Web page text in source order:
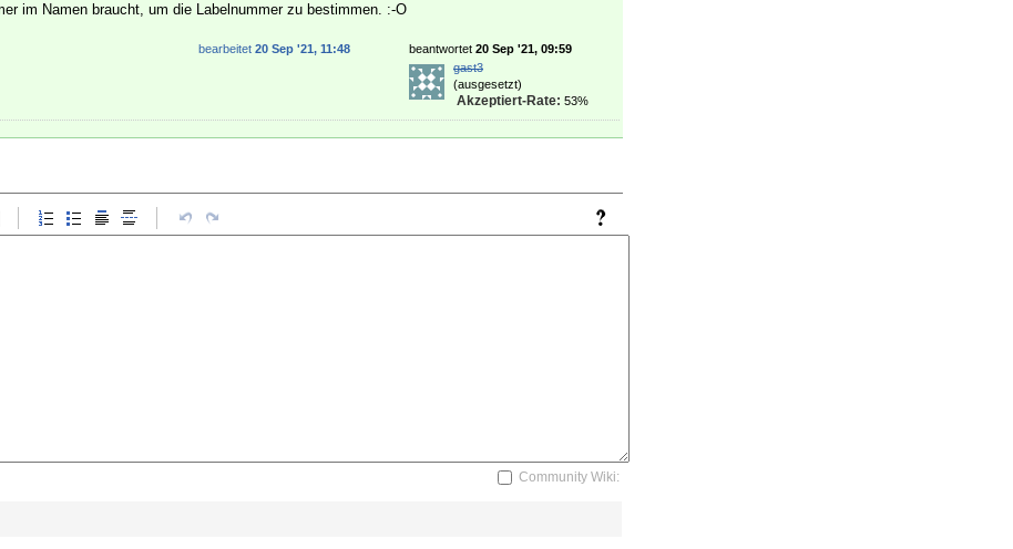
im Namen braucht, um die Labelnummer zu bestimmen. :-O
beantwortet 20 Sep '21, 09:59
gast3
(ausgesetzt)
Akzeptiert-Rate: 53%
bearbeitet 20 Sep '21, 11:48
Community Wiki: